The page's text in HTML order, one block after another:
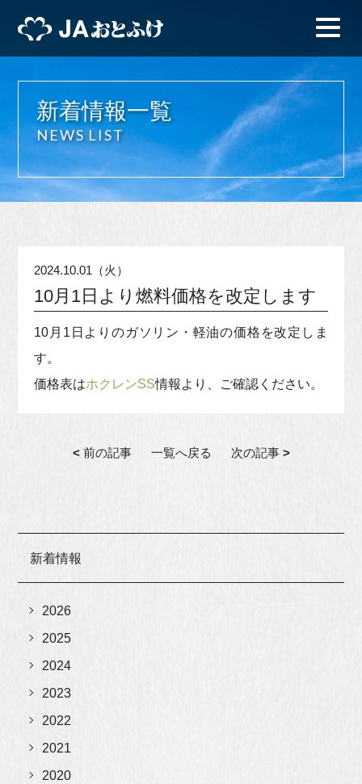
新着情報一覧
NEWS LIST
2024.10.01（火）
10月1日より燃料価格を改定します
10月1日よりのガソリン・軽油の価格を改定しま
す。
価格表はホクレンSS情報より、ご確認ください。
< 前の記事 一覧へ戻る 次の記事>
新着情報
2026
2025
2024
2023
2022
2021
2020